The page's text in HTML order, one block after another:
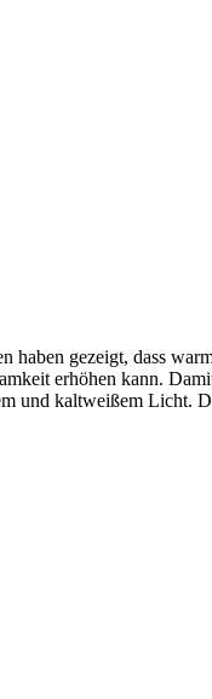
gezeigt, dass
erhöhen kann.
und kaltweißem Licht.